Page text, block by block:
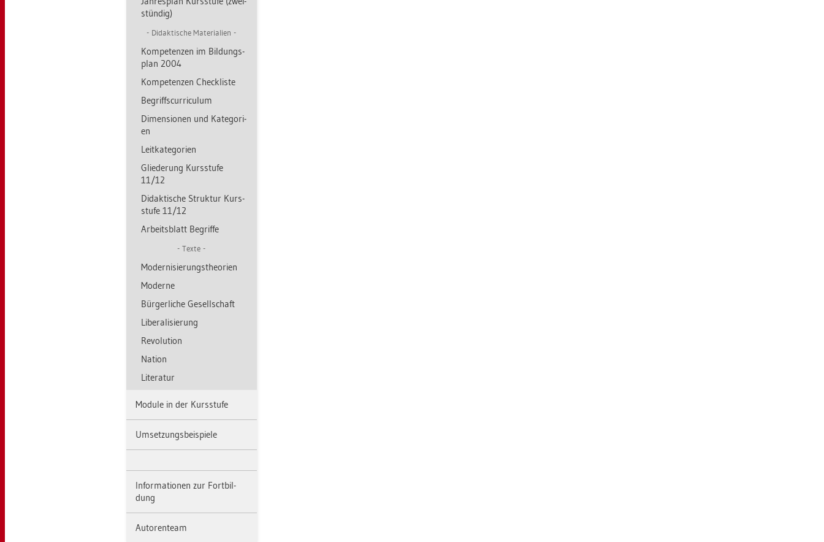
stün­dig)
Di­dak­ti­sche Ma­te­ria­li­en
Kom­pe­ten­zen im Bil­dungs­
plan 2004
Kom­pe­ten­zen Check­lis­te
Be­griff­s­cur­ri­cu­lum
Di­men­sio­nen und Ka­te­go­ri­
en
Leit­ka­te­go­ri­en
Glie­de­rung Kurs­stu­fe
11/12
Di­dak­ti­sche Struk­tur Kurs­
stu­fe 11/12
Ar­beits­blatt Be­grif­fe
Texte
Mo­der­ni­sie­rungs­theo­ri­en
Mo­der­ne
Bür­ger­li­che Ge­sell­schaft
Li­be­ra­li­sie­rung
Re­vo­lu­ti­on
Na­ti­on
Li­te­ra­tur
Mo­du­le in der Kurs­stu­fe
Um­set­zungs­bei­spie­le
In­for­ma­tio­nen zur Fort­bil­
dung
Au­to­ren­team